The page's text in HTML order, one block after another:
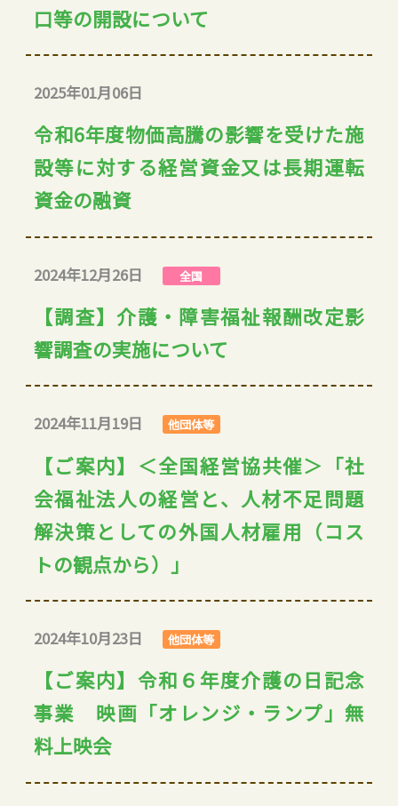
口等の開設について
2025年01月06日
令和6年度物価高騰の影響を受けた施
設等に対する経営資金又は長期運転
資金の融資
2024年12月26日 全国
【調査】介護・障害福祉報酬改定影
響調査の実施について
2024年11月19日 他団体等
【ご案内】＜全国経営協共催＞「社
会福祉法人の経営と、人材不足問題
解決策としての外国人材雇用（コス
トの観点から）」
2024年10月23日 他団体等
【ご案内】令和６年度介護の日記念
事業 映画「オレンジ・ランプ」無
料上映会